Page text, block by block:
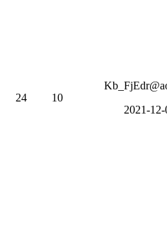
24 10
2021-12-